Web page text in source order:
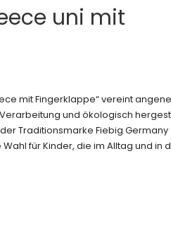
uni mit
mit Fingerklappe“ vereint
und ökologisch
Traditionsmarke Fiebig Germany
für Kinder, die im Alltag und in